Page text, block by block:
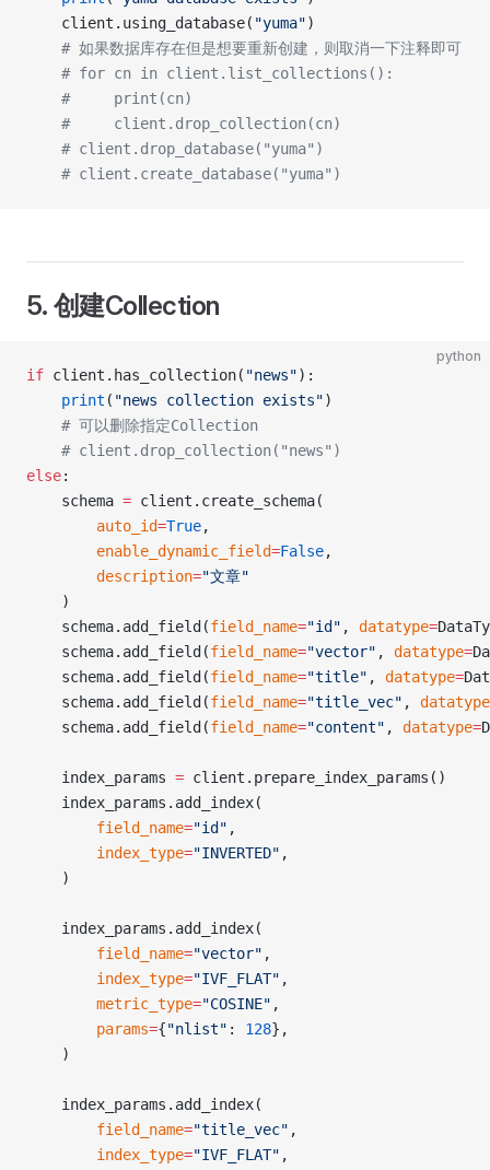
    client.using_database(
"yuma")
    # 如果数据库存在但是想要重新创建，则取消一下注释即可
    # for cn in client.list_collections():
    #     print(cn)
    #     client.drop_collection(cn)
    # client.drop_database("yuma")
    # client.create_database("yuma")
5. 创建Collection
python
if client.has_collection( "news"):
    print
( "news collection exists")
    # 可以删除指定Collection
    # client.drop_collection("news")
else:
    schema
= client.create_schema(
        auto_id
=True,
        enable_dynamic_field
=False,
        description
="文章"
    )
    schema.add_field(
field_name="id" , datatype=
    schema.add_field(
field_name="vector" , datatype=
    schema.add_field(
field_name="title" , datatype=
    schema.add_field(
field_name="title_vec" , datatype
    schema.add_field(
field_name="content" , datatype=
    index_params
= client.prepare_index_params()
    index_params.add_index(
        field_name
="id" ,
        index_type
="INVERTED" ,
    )
    index_params.add_index(
        field_name
="vector" ,
        index_type
="IVF_FLAT" ,
        metric_type
="COSINE" ,
        params
={"nlist" : 128},
    )
    index_params.add_index(
        field_name
="title_vec" ,
        index_type
="IVF_FLAT" ,